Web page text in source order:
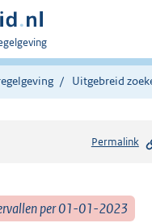
Uitgebreid
Permalink
per 01-01-2023